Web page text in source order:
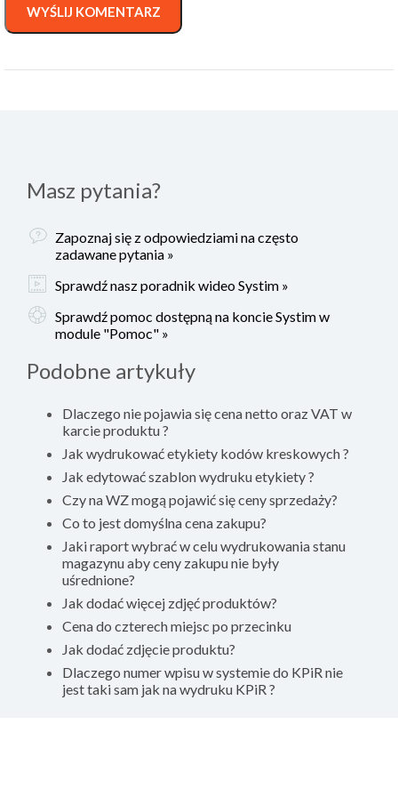
WYŚLIJ KOMENTARZ
Masz pytania?
Zapoznaj się z odpowiedziami na często
zadawane pytania »
Sprawdź nasz poradnik wideo Systim »
Sprawdź pomoc dostępną na koncie Systim w
module "Pomoc" »
Podobne artykuły
Dlaczego nie pojawia się cena netto oraz VAT w
karcie produktu ?
Jak wydrukować etykiety kodów kreskowych ?
Jak edytować szablon wydruku etykiety ?
Czy na WZ mogą pojawić się ceny sprzedaży?
Co to jest domyślna cena zakupu?
Jaki raport wybrać w celu wydrukowania stanu
magazynu aby ceny zakupu nie były
uśrednione?​​
Jak dodać więcej zdjęć produktów?
Cena do czterech miejsc po przecinku
Jak dodać zdjęcie produktu?
Dlaczego numer wpisu w systemie do KPiR nie
jest taki sam jak na wydruku KPiR ?